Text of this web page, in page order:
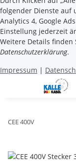
folgender Dienste auf
Analytics 4, Google
Einstellung jederzeit
Weitere Details finden
Datenschutzerklärung.
Impressum |
CEE 400V